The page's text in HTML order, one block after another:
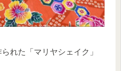
れた「マリヤシェイク」